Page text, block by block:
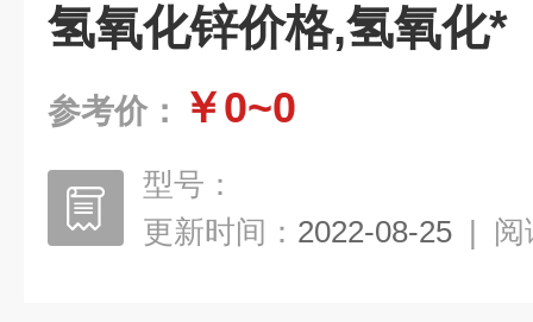
氢氧化锌价格,氢氧化*
参考价： ￥0~0
型号：
更新时间： 2022-08-25 | 阅